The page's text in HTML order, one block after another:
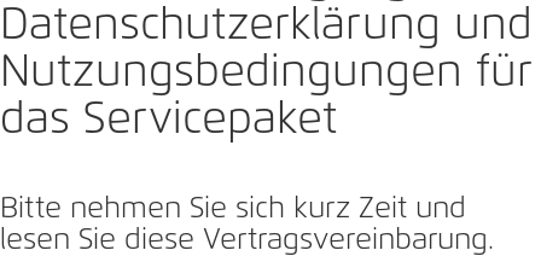
Datenschutzerklärung und
Nutzungsbedingungen für
das Servicepaket
Bitte nehmen Sie sich kurz Zeit und
lesen Sie diese Vertragsvereinbarung.